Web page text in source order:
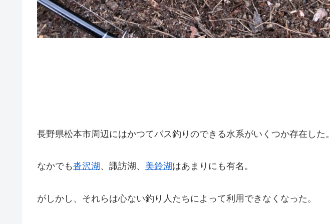
長野県松本市周辺にはかつてバス釣りのできる水系がいくつか存在した。
なかでも沓沢湖 、諏訪湖、 美鈴湖はあまりにも有名。
がしかし、 それらは心ない釣り人たちによって利用できなくなった 。